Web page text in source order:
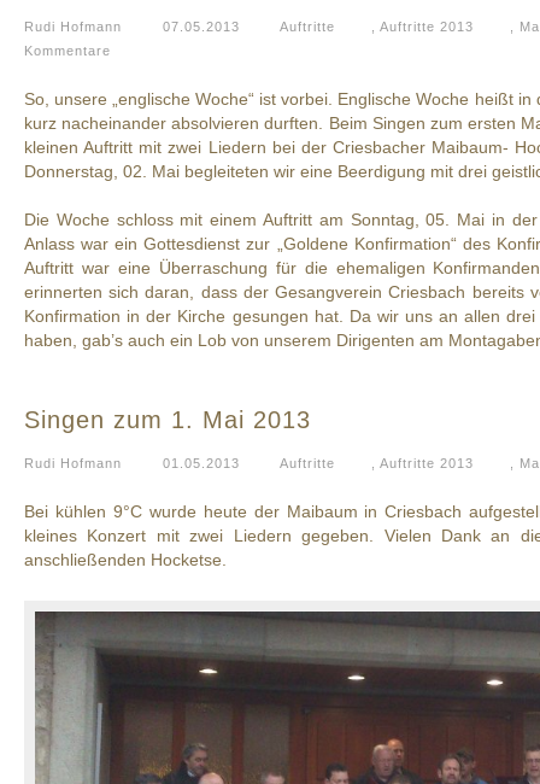
Rudi Hofmann 07.05.2013 Auftritte Auftritte 2013
Kommentare
So, unsere „englische Woche“ ist vorbei. Englische Woche heißt
kurz nacheinander absolvieren durften. Beim Singen zum ersten
kleinen Auftritt mit zwei Liedern bei der Criesbacher Maibaum-
Donnerstag, 02. Mai begleiteten wir eine Beerdigung mit drei
Die Woche schloss mit einem Auftritt am Sonntag, 05. Mai in
Anlass war ein Gottesdienst zur „Goldene Konfirmation“ des
Auftritt war eine Überraschung für die ehemaligen
erinnerten sich daran, dass der Gesangverein Criesbach bereits
Konfirmation in der Kirche gesungen hat. Da wir uns an allen
haben, gab’s auch ein Lob von unserem Dirigenten am
Singen zum 1. Mai 2013
Rudi Hofmann 01.05.2013 Auftritte Auftritte 2013
Bei kühlen 9°C wurde heute der Maibaum in Criesbach
kleines Konzert mit zwei Liedern gegeben. Vielen Dank an
anschließenden Hocketse.